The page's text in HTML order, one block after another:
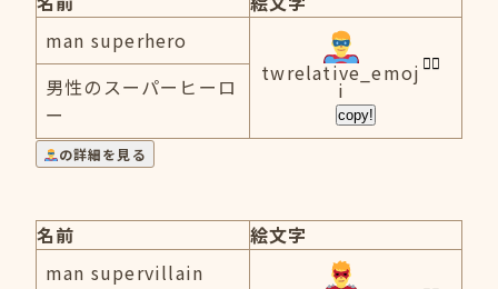
man superhero
twrelative_emoj
i
copy!
男性のスーパーヒーロ
ー
の詳細を見る
名前
絵文字
man supervillain